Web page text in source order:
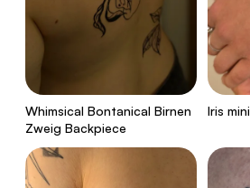
Whimsical Bontanical Birnen
Zweig Backpiece
Iris mini